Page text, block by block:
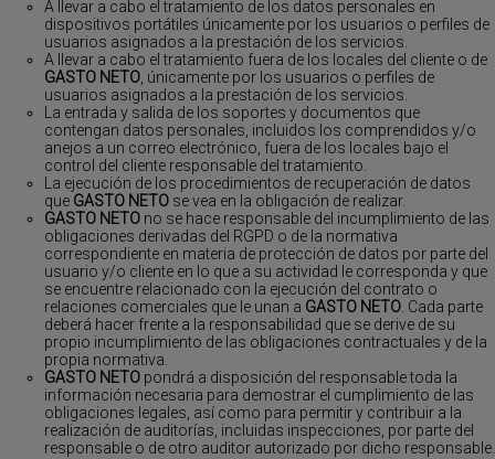
A llevar a cabo el tratamiento de los datos personales en
dispositivos portátiles únicamente por los usuarios o perfiles de
usuarios asignados a la prestación de los servicios.
A llevar a cabo el tratamiento fuera de los locales del cliente o de
GASTO NETO , únicamente por los usuarios o perfiles de
usuarios asignados a la prestación de los servicios.
La entrada y salida de los soportes y documentos que
contengan datos personales, incluidos los comprendidos y/o
anejos a un correo electrónico, fuera de los locales bajo el
control del cliente responsable del tratamiento.
La ejecución de los procedimientos de recuperación de datos
que GASTO NETO se vea en la obligación de realizar.
GASTO NETO no se hace responsable del incumplimiento de las
obligaciones derivadas del RGPD o de la normativa
correspondiente en materia de protección de datos por parte del
usuario y/o cliente en lo que a su actividad le corresponda y que
se encuentre relacionado con la ejecución del contrato o
relaciones comerciales que le unan a GASTO NETO . Cada parte
deberá hacer frente a la responsabilidad que se derive de su
propio incumplimiento de las obligaciones contractuales y de la
propia normativa.
GASTO NETO pondrá a disposición del responsable toda la
información necesaria para demostrar el cumplimiento de las
obligaciones legales, así como para permitir y contribuir a la
realización de auditorías, incluidas inspecciones, por parte del
responsable o de otro auditor autorizado por dicho responsable.